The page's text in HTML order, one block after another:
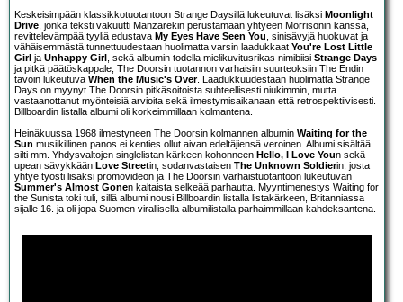
Keskeisimpään klassikkotuotantoon Strange Daysillä lukeutuvat lisäksi Moonlight
Drive, jonka teksti vakuutti Manzarekin perustamaan yhtyeen Morrisonin kanssa,
revittelevämpää tyyliä edustava My Eyes Have Seen You, sinisävyjä huokuvat ja
vähäisemmästä tunnettuudestaan huolimatta varsin laadukkaat You're Lost Little
Girl ja Unhappy Girl , sekä albumin todella mielikuvitusrikas nimibiisi Strange Days
ja pitkä päätöskappale, The Doorsin tuotannon varhaisiin suurteoksiin The Endin
tavoin lukeutuva When the Music's Over. Laadukkuudestaan huolimatta Strange
Days on myynyt The Doorsin pitkäsoitoista suhteellisesti niukimmin, mutta
vastaanottanut myönteisiä arvioita sekä ilmestymisaikanaan että retrospektiivisesti.
Billboardin listalla albumi oli korkeimmillaan kolmantena.
Heinäkuussa 1968 ilmestyneen The Doorsin kolmannen albumin Waiting for the
Sun musiikillinen panos ei kenties ollut aivan edeltäjiensä veroinen. Albumi sisältää
silti mm. Yhdysvaltojen singlelistan kärkeen kohonneen Hello, I Love Youn sekä
upean sävykkään Love Streetin, sodanvastaisen The Unknown Soldierin, josta
yhtye työsti lisäksi promovideon ja The Doorsin varhaistuotantoon lukeutuvan
Summer's Almost Gonen kaltaista selkeää parhautta. Myyntimenestys Waiting for
the Sunista toki tuli, sillä albumi nousi Billboardin listalla listakärkeen, Britanniassa
sijalle 16. ja oli jopa Suomen virallisella albumilistalla parhaimmillaan kahdeksantena.